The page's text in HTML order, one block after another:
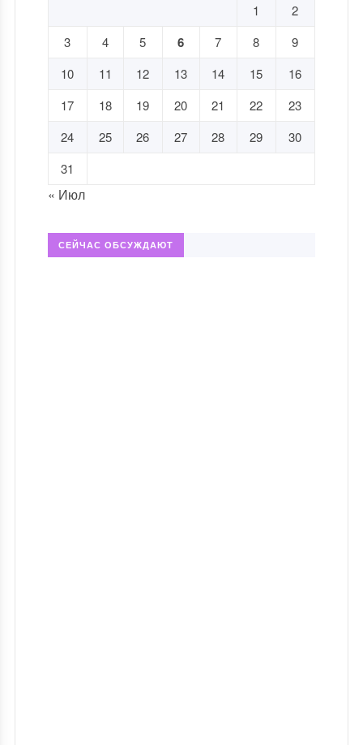
1
2
3
4 5 6 7 8
9
10
11 12 13 14 15
16
17
18 19 20 21 22
23
24
25 26 27 28 29
30
31
« Июл
СЕЙЧАС ОБСУЖДАЮТ